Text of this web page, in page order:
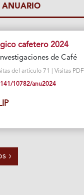
ANUARIO
cafetero 2024
de Café
del artículo 71 | Visitas PDF
10782/anu2024